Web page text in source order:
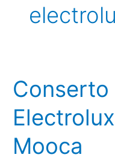
Conserto
Mooca